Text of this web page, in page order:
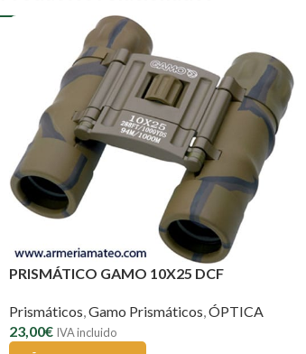
PRISMÁTICO GAMO 10X25 DCF
Prismáticos,Gamo Prismáticos,ÓPTICA
23,00€ IVA incluido